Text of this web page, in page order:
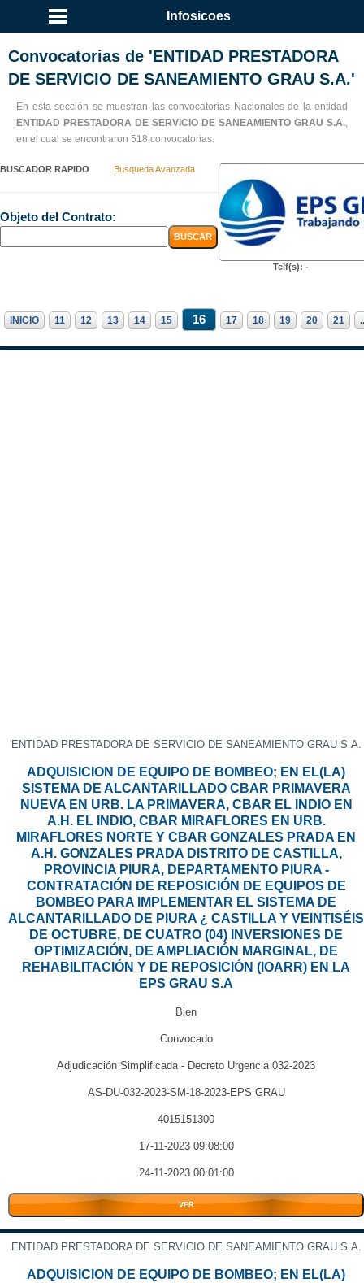
Infosicoes
Convocatorias de 'ENTIDAD PRESTADORA
DE SERVICIO DE SANEAMIENTO GRAU S.A.'
En esta sección se muestran las convocatorias Nacionales de la entidad
ENTIDAD PRESTADORA DE SERVICIO DE SANEAMIENTO GRAU S.A.,
en el cual se encontraron 518 convocatorias.
BUSCADOR RAPIDO Busqueda Avanzada
Objeto del Contrato:
Telf(s): -
INICIO 11 12 13 14 15 16 17 18 19 20 21
ENTIDAD PRESTADORA DE SERVICIO DE SANEAMIENTO GRAU S.A.
ADQUISICION DE EQUIPO DE BOMBEO; EN EL(LA)
SISTEMA DE ALCANTARILLADO CBAR PRIMAVERA
NUEVA EN URB. LA PRIMAVERA, CBAR EL INDIO EN
A.H. EL INDIO, CBAR MIRAFLORES EN URB.
MIRAFLORES NORTE Y CBAR GONZALES PRADA EN
A.H. GONZALES PRADA DISTRITO DE CASTILLA,
PROVINCIA PIURA, DEPARTAMENTO PIURA -
CONTRATACIÓN DE REPOSICIÓN DE EQUIPOS DE
BOMBEO PARA IMPLEMENTAR EL SISTEMA DE
ALCANTARILLADO DE PIURA ¿ CASTILLA Y VEINTISÉIS
DE OCTUBRE, DE CUATRO (04) INVERSIONES DE
OPTIMIZACIÓN, DE AMPLIACIÓN MARGINAL, DE
REHABILITACIÓN Y DE REPOSICIÓN (IOARR) EN LA
EPS GRAU S.A
Bien
Convocado
Adjudicación Simplificada - Decreto Urgencia 032-2023
AS-DU-032-2023-SM-18-2023-EPS GRAU
4015151300
17-11-2023 09:08:00
24-11-2023 00:01:00
VER
ENTIDAD PRESTADORA DE SERVICIO DE SANEAMIENTO GRAU S.A.
ADQUISICION DE EQUIPO DE BOMBEO; EN EL(LA)